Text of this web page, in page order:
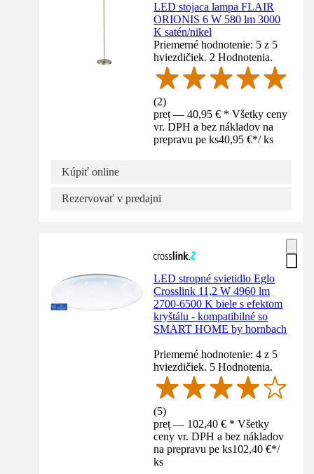
LED stojaca lampa FLAIR
ORIONIS 6 W 580 lm 3000
K satén/nikel
Priemerné hodnotenie: 5 z 5
hviezdičiek. 2 Hodnotenia.
(2)
preț — 40,95 € * Všetky ceny
vr. DPH a bez nákladov na
prepravu pe ks40,95 €*/ ks
Kúpiť online
Rezervovať v predajni
LED stropné svietidlo Eglo
Crosslink 11,2 W 4960 lm
2700-6500 K biele s efektom
kryštálu - kompatibilné so
SMART HOME by hornbach
Priemerné hodnotenie: 4 z 5
hviezdičiek. 5 Hodnotenia.
(5)
preț — 102,40 € * Všetky
ceny vr. DPH a bez nákladov
na prepravu pe ks102,40 €*/
ks